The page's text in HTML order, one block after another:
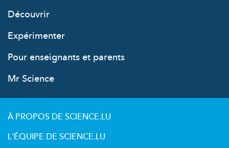
Découvrir
Expérimenter
Pour enseignants et parents
Mr Science
À PROPOS DE SCIENCE.LU
L'ÉQUIPE DE SCIENCE.LU